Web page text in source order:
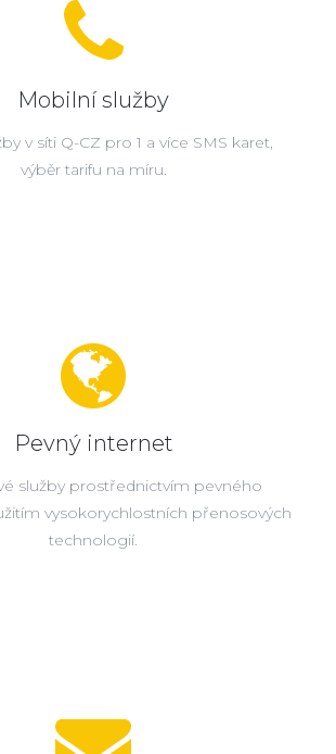
Mobilní služby
v síti Q-CZ pro 1 a více SMS karet,
výběr tarifu na míru.
Pevný internet
služby prostřednictvím pevného
vysokorychlostních přenosových
technologií.